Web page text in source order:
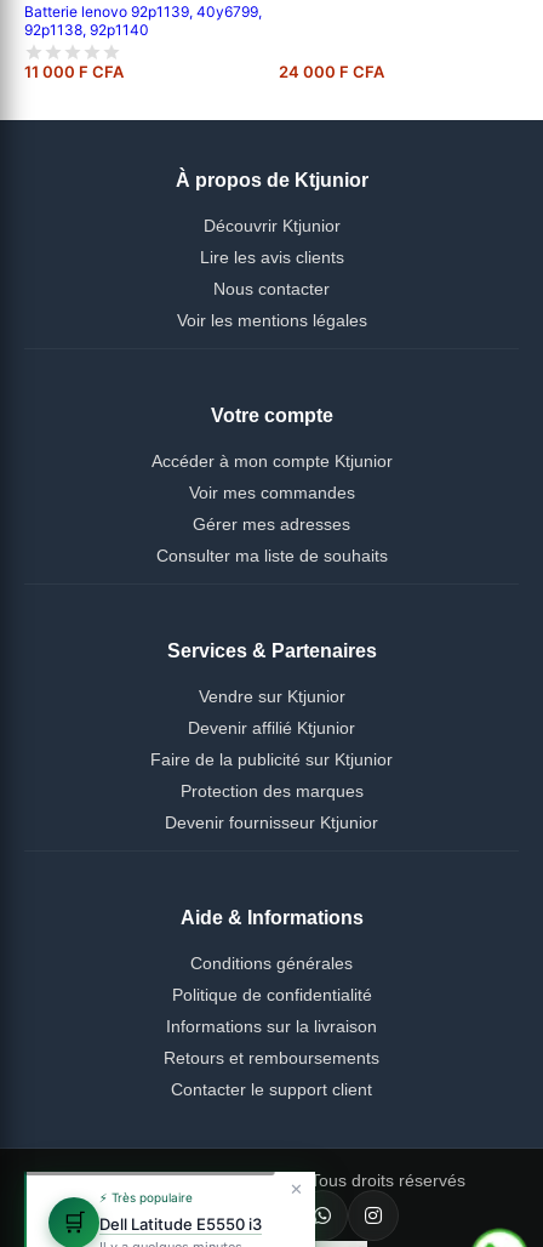
Batterie lenovo 92p1139, 40y6799,
92p1138, 92p1140
11 000 F CFA 24 000 F CFA
À propos de Ktjunior
Découvrir Ktjunior
Lire les avis clients
Nous contacter
Voir les mentions légales
Votre compte
Accéder à mon compte Ktjunior
Voir mes commandes
Gérer mes adresses
Consulter ma liste de souhaits
Services & Partenaires
Vendre sur Ktjunior
Devenir affilié Ktjunior
Faire de la publicité sur Ktjunior
Protection des marques
Devenir fournisseur Ktjunior
Aide & Informations
Conditions générales
Politique de confidentialité
Informations sur la livraison
Retours et remboursements
Contacter le support client
© 2026 Ktjunior Cameroun — Tous droits réservés
🛒
⚡ Très populaire
Dell Latitude E5550 i3
✕